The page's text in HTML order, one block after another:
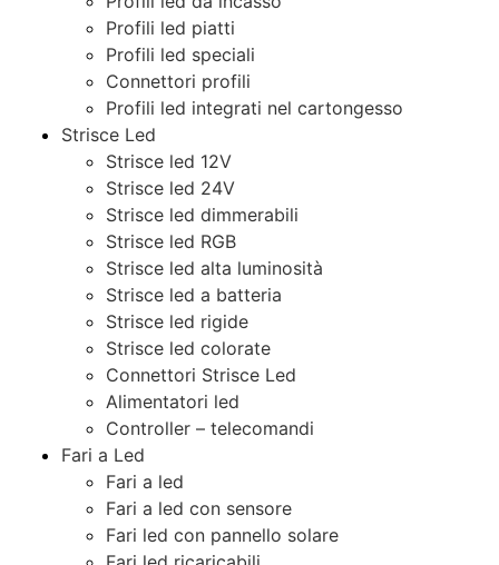
Profili led piatti
Profili led speciali
Connettori profili
Profili led integrati nel cartongesso
Strisce Led
Strisce led 12V
Strisce led 24V
Strisce led dimmerabili
Strisce led RGB
Strisce led alta luminosità
Strisce led a batteria
Strisce led rigide
Strisce led colorate
Connettori Strisce Led
Alimentatori led
Controller – telecomandi
Fari a Led
Fari a led
Fari a led con sensore
Fari led con pannello solare